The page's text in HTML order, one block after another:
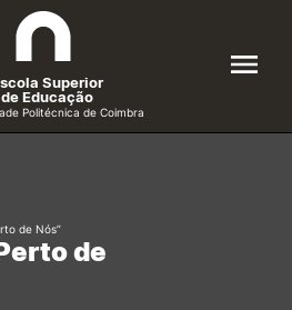
Superior
de Educação
Politécnica de Coimbra
de
de Nós”